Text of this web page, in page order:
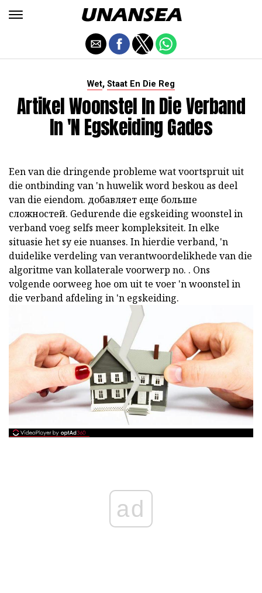
Wet, Staat En Die Reg
Artikel Woonstel In Die Verband
In 'n Egskeiding Gades
Een van die dringende probleme wat voortspruit uit
die ontbinding van 'n huwelik word beskou as deel
van die eiendom. добавляет еще больше
сложностей. Gedurende die egskeiding woonstel in
verbandvoeg selfs meer kompleksiteit. In elke
situasie het sy eie nuanses. In hierdie verband, 'n
duidelike verdeling van verantwoordelikhede van die
algoritme van kollaterale voorwerp no. . Ons
volgende oorweeg hoe om uit te voer 'n woonstel in
die verband afdeling in 'n egskeiding.
ad